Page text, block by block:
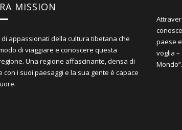
MISSION
appassionati della cultura tibetana che
di viaggiare e conoscere questa
Una regione affascinante, densa di
con i suoi paesaggi e la sua gente è capace
paese
voglia
Mondo”.